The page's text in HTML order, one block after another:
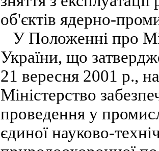
об'єктів ядерно-
У Положенні про
України, що
21 вересня 2001 р.,
Міністерство
проведення у
єдиної науково-